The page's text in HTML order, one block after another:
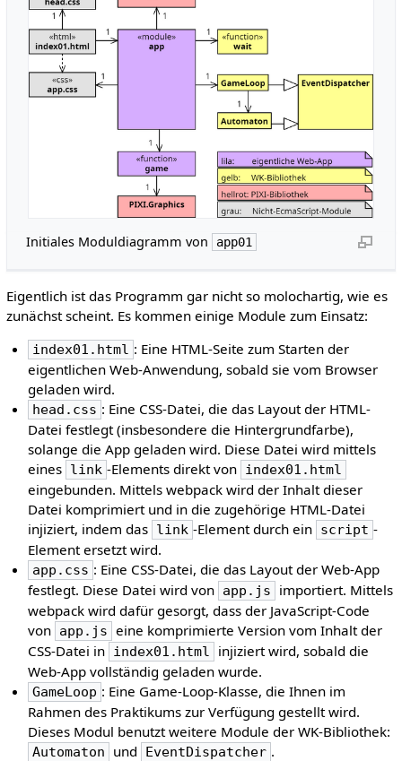
Initiales Moduldiagramm von app01
Eigentlich ist das Programm gar nicht so molochartig, wie es
zunächst scheint. Es kommen einige Module zum Einsatz:
index01.html : Eine HTML-Seite zum Starten der
eigentlichen Web-Anwendung, sobald sie vom Browser
geladen wird.
head.css : Eine CSS-Datei, die das Layout der HTML-
Datei festlegt (insbesondere die Hintergrundfarbe),
solange die App geladen wird. Diese Datei wird mittels
eines link -Elements direkt von index01.html
eingebunden. Mittels webpack wird der Inhalt dieser
Datei komprimiert und in die zugehörige HTML-Datei
injiziert, indem das link -Element durch ein script -
Element ersetzt wird.
app.css : Eine CSS-Datei, die das Layout der Web-App
festlegt. Diese Datei wird von app.js
importiert. Mittels
webpack wird dafür gesorgt, dass der JavaScript-Code
von app.js eine komprimierte Version vom Inhalt der
CSS-Datei in index01.html
injiziert wird, sobald die
Web-App vollständig geladen wurde.
GameLoop : Eine Game-Loop-Klasse, die Ihnen im
Rahmen des Praktikums zur Verfügung gestellt wird.
Dieses Modul benutzt weitere Module der WK-Bibliothek:
Automaton und EventDispatcher .